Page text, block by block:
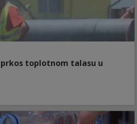
toplotnom talasu u